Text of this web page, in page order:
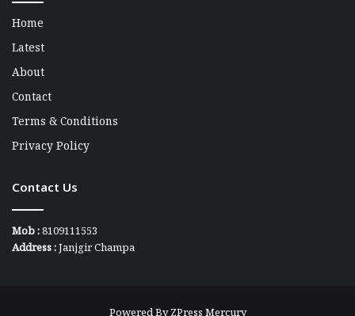
Home
Latest
About
Contact
Terms & Conditions
Privacy Policy
Contact Us
Mob :8109111553
Address :Janjgir Champa